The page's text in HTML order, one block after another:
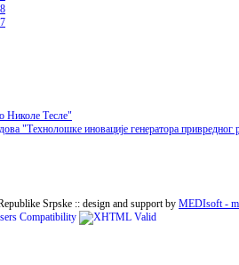
Николе Тесле"
"Технолошке иновације генератора привредног
Srpske :: design and support by MEDIsoft -